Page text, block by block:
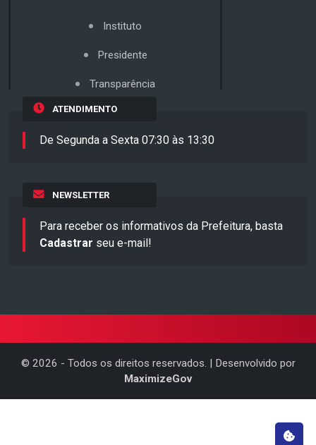
Instituto
Presidente
Transparência
ATENDIMENTO
De Segunda a Sexta 07:30 às 13:30
NEWSLETTER
Para receber os informativos da Prefeitura, basta
Cadastrar seu e-mail!
© 2026 - Todos os direitos reservados. | Desenvolvido por
MaximizeGov